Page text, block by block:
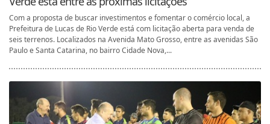
Com a proposta de buscar investimentos e fomentar o comércio local, a
Prefeitura de Lucas de Rio Verde está com licitação aberta para venda de
seis terrenos. Localizados na Avenida Mato Grosso, entre as avenidas São
Paulo e Santa Catarina, no bairro Cidade Nova,...